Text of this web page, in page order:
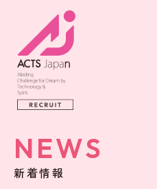
NEWS
新着情報